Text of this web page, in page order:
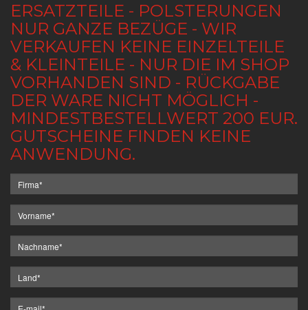
ERSATZTEILE - POLSTERUNGEN
NUR GANZE BEZÜGE - WIR
VERKAUFEN KEINE EINZELTEILE
& KLEINTEILE - NUR DIE IM SHOP
VORHANDEN SIND - RÜCKGABE
DER WARE NICHT MÖGLICH -
MINDESTBESTELLWERT 200 EUR.
GUTSCHEINE FINDEN KEINE
ANWENDUNG.